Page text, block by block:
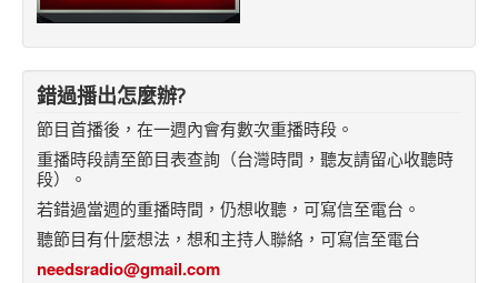
錯過播出怎麼辦?
節目首播後，在一週內會有數次重播時段。
重播時段請至節目表查詢（台灣時間，聽友請留心收聽時
段）。
若錯過當週的重播時間，仍想收聽，可寫信至電台。
聽節目有什麼想法，想和主持人聯絡，可寫信至電台
needsradio@gmail.com